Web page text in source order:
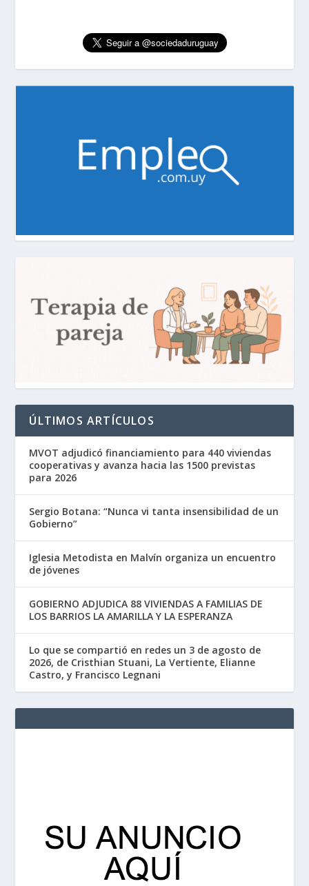
ÚLTIMOS ARTÍCULOS
MVOT adjudicó financiamiento para 440 viviendas
cooperativas y avanza hacia las 1500 previstas
para 2026
Sergio Botana: “Nunca vi tanta insensibilidad de un
Gobierno”
Iglesia Metodista en Malvín organiza un encuentro
de jóvenes
GOBIERNO ADJUDICA 88 VIVIENDAS A FAMILIAS DE
LOS BARRIOS LA AMARILLA Y LA ESPERANZA
Lo que se compartió en redes un 3 de agosto de
2026, de Cristhian Stuani, La Vertiente, Elianne
Castro, y Francisco Legnani